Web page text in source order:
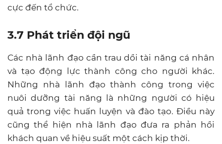
cực đến tổ chức.
3.7 Phát triển đội ngũ
Các nhà lãnh đạo cần trau dồi tài năng cá nhân
và tạo động lực thành công cho người khác.
Những nhà lãnh đạo thành công trong việc
nuôi dưỡng tài năng là những người có hiệu
quả trong việc huấn luyện và đào tạo. Điều này
cũng thể hiện nhà lãnh đạo đưa ra phản hồi
khách quan về hiệu suất một cách kịp thời.